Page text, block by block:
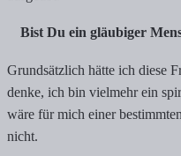
Bist Du ein gläubiger
Grundsätzlich hätte ich diese
denke, ich bin vielmehr ein
wäre für mich einer
nicht.